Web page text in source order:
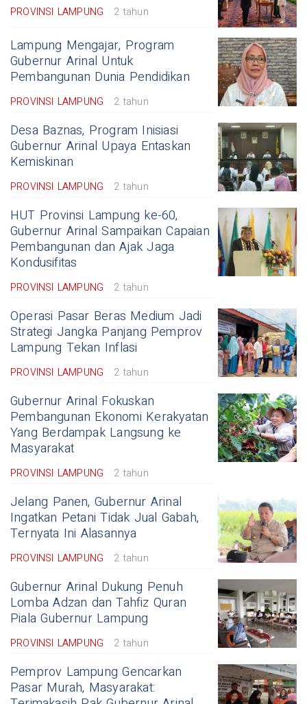
PROVINSI LAMPUNG 2 tahun
Lampung Mengajar, Program
Gubernur Arinal Untuk
Pembangunan Dunia Pendidikan
PROVINSI LAMPUNG 2 tahun
Desa Baznas, Program Inisiasi
Gubernur Arinal Upaya Entaskan
Kemiskinan
PROVINSI LAMPUNG 2 tahun
HUT Provinsi Lampung ke-60,
Gubernur Arinal Sampaikan Capaian
Pembangunan dan Ajak Jaga
Kondusifitas
PROVINSI LAMPUNG 2 tahun
Operasi Pasar Beras Medium Jadi
Strategi Jangka Panjang Pemprov
Lampung Tekan Inflasi
PROVINSI LAMPUNG 2 tahun
Gubernur Arinal Fokuskan
Pembangunan Ekonomi Kerakyatan
Yang Berdampak Langsung ke
Masyarakat
PROVINSI LAMPUNG 2 tahun
Jelang Panen, Gubernur Arinal
Ingatkan Petani Tidak Jual Gabah,
Ternyata Ini Alasannya
PROVINSI LAMPUNG 2 tahun
Gubernur Arinal Dukung Penuh
Lomba Adzan dan Tahfiz Quran
Piala Gubernur Lampung
PROVINSI LAMPUNG 2 tahun
Pemprov Lampung Gencarkan
Pasar Murah, Masyarakat: